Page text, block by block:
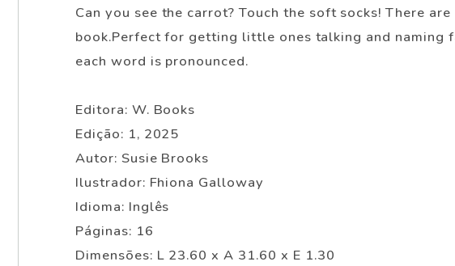
Can you see the carrot? Touch the soft socks! There
book.Perfect for getting little ones talking and naming
each word is pronounced.
Editora: W. Books
Edição: 1, 2025
Autor: Susie Brooks
Ilustrador: Fhiona Galloway
Idioma: Inglês
Páginas: 16
Dimensões: L 23.60 x A 31.60 x E 1.30